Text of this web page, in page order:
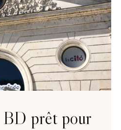
prêt pour